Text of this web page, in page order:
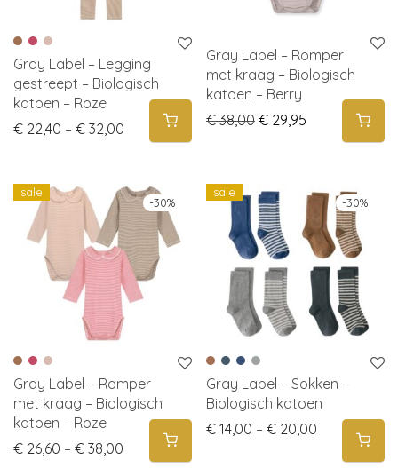
Gray Label – Legging
gestreept – Biologisch
katoen – Roze
€ 22,40 – € 32,00 Price range: € 22,40 through € 32,00
Gray Label – Romper
met kraag – Biologisch
katoen – Berry
€38,00 Original price was: €
€ 29,95 Current price
-30%
sale
Gray Label – Romper
met kraag – Biologisch
katoen – Roze
€ 26,60 – € 38,00 Price range: € 26,60 through € 38,00
-30%
sale
Gray Label – Sokken –
Biologisch katoen
€ 14,00 – € 20,00 Price